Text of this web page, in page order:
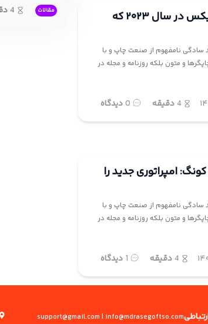
بهترین فیلم های نتفلیکس در سال ۲۰۲۳ که
سادگی نامفهوم از صنعت چاپ و با
و متون بلکه روزنامه و مجله در
4دقیقه 0دیدگاه
امپراتوری جدید را
سادگی نامفهوم از صنعت چاپ و با
و متون بلکه روزنامه و مجله در
4دقیقه 1 دیدگاه
مقالات 4
support@gmail.com | info@mdrasegoftso.com